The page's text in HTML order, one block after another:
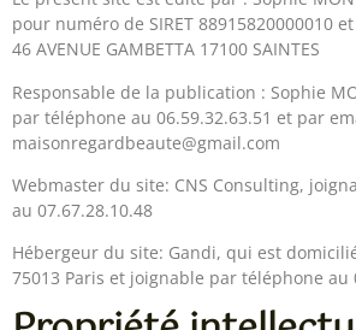
pour numéro de SIRET 88915820000010
46 AVENUE GAMBETTA 17100 SAINTES
Responsable de la publication : Sophie
par téléphone au 06.59.32.63.51 et par
maisonregardbeaute@gmail.com
Webmaster du site: CNS Consulting,
au 07.67.28.10.48
Hébergeur du site: Gandi, qui est
75013 Paris et joignable par téléphone au